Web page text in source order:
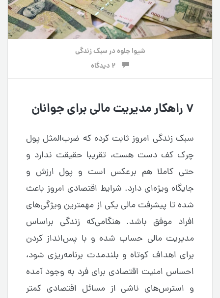
شیوا جلوهدرسبک زندگی
۷ راهکار مدیریت مالی برای جوانان
سبک زندگی امروز ثابت کرده که ضرب‌المثل پول
چرک کف دست هست، تقریبا حقیقت ندارد و
حتی کاملا هم برعکس است و پول ارزش و
جایگاه ویژه‌ای دارد. شرایط اقتصادی امروز باعث
شده تا پیشرفت مالی یکی از مهمترین ویژگی‌های
افراد موفق باشد. هنگامی‌که زندگی براساس
مدیریت مالی حساب‌ شده و با پس‌انداز کردن
برای اهداف کوتاه و بلندمدت برنامه‌ریزی شود،
احساس امنیت اقتصادی برای فرد به وجود آمده
و استرس‌های ناشی از مسائل اقتصادی کمتر